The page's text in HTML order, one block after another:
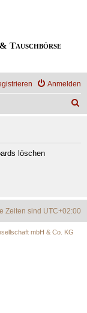
Tauschbörse
Anmelden
löschen
Zeiten sind UTC+02:00
mbH & Co. KG